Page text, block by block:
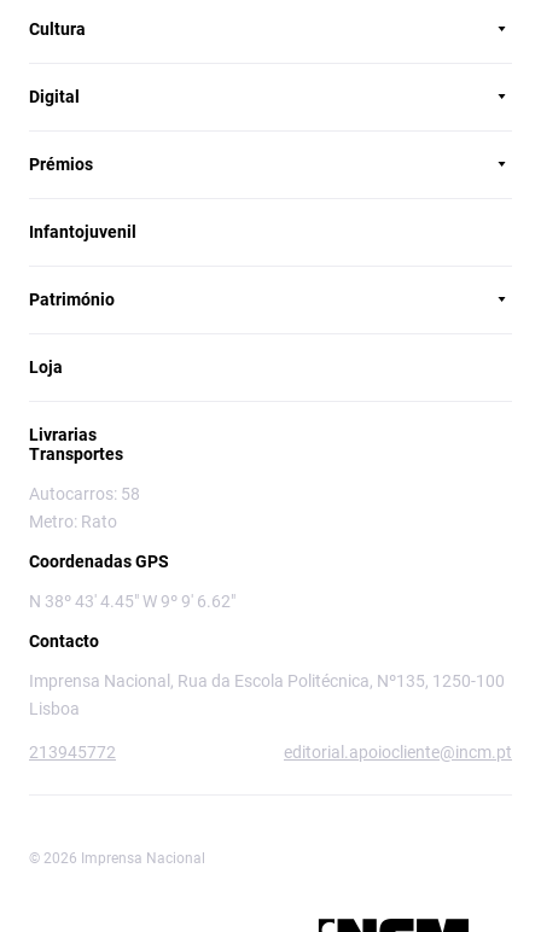
Cultura
Digital
Prémios
Infantojuvenil
Património
Loja
Livrarias
Transportes
Autocarros: 58
Metro: Rato
Coordenadas GPS
N 38º 43' 4.45" W 9º 9' 6.62"
Contacto
Imprensa Nacional, Rua da Escola Politécnica, Nº135, 1250-100
Lisboa
213945772 editorial.apoiocliente@incm.pt
© 2026 Imprensa Nacional